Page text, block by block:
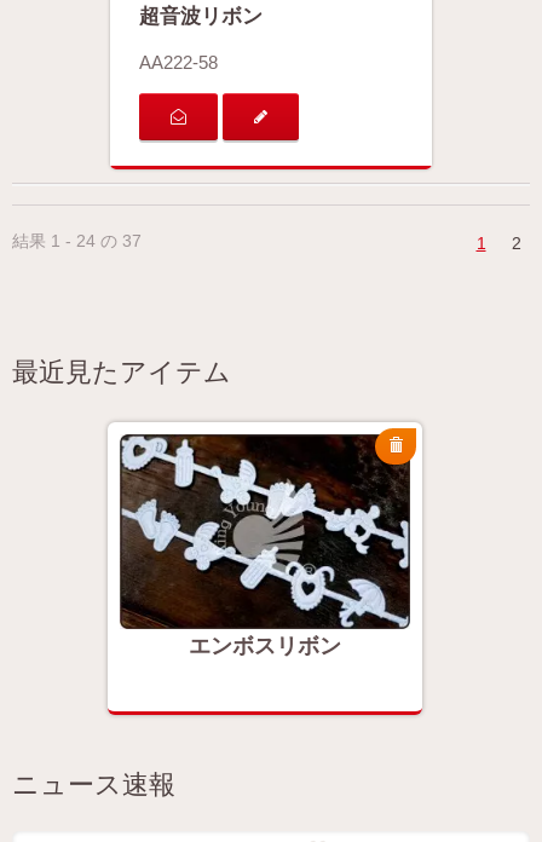
超音波リボン
AA222-58
結果 1 - 24 の 37 1 2
最近見たアイテム
エンボスリボン
ニュース速報